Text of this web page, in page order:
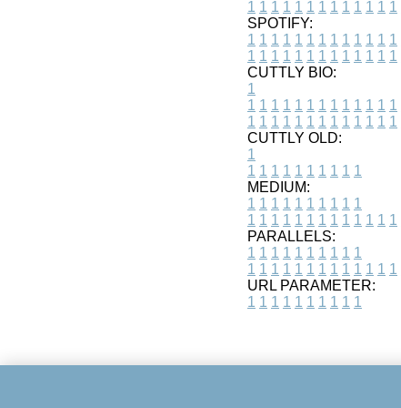
1 1 1 1 1 1 1 1 1 1 1 1 1
SPOTIFY:
1 1 1 1 1 1 1 1 1 1 1 1 1
1 1 1 1 1 1 1 1 1 1 1 1 1
CUTTLY BIO:
1
1 1 1 1 1 1 1 1 1 1 1 1 1
1 1 1 1 1 1 1 1 1 1 1 1 1
CUTTLY OLD:
1
1 1 1 1 1 1 1 1 1 1
MEDIUM:
1 1 1 1 1 1 1 1 1 1
1 1 1 1 1 1 1 1 1 1 1 1 1
PARALLELS:
1 1 1 1 1 1 1 1 1 1
1 1 1 1 1 1 1 1 1 1 1 1 1
URL PARAMETER:
1 1 1 1 1 1 1 1 1 1